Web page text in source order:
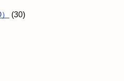
(30)